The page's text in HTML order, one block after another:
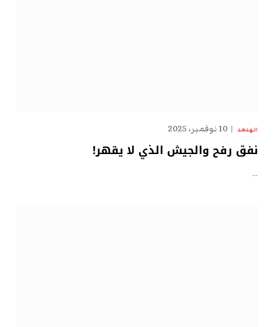
الهدهد 10 نوفمبر، 2025
نفق رفح والجيش الذي لا يقهر!
…